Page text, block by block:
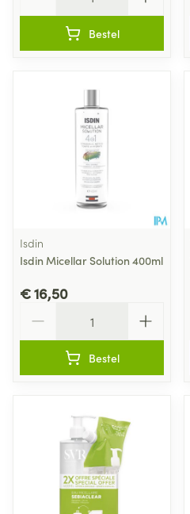
Bestel
Isdin
Isdin Micellar Solution 400ml
€ 16,50
Bestel